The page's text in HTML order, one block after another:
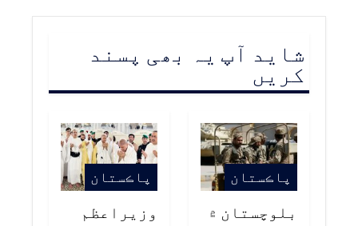
شاید آپ یہ بھی پسند
کریں
پاڪستان
بلوچستان ۾
پاڪستان
وزيراعظم